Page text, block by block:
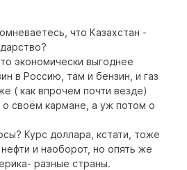
что Казахстан -
экономически выгоднее
в Россию, там и бензин, и газ
( как впрочем почти везде)
своём кармане, а уж потом о
Курс доллара, кстати, тоже
и наоборот, но опять же
разные страны.